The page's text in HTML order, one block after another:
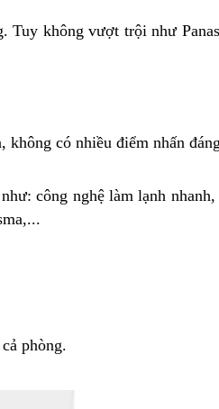
Tuy không vượt trội như
có nhiều điểm nhấn
công nghệ làm lạnh nhanh,
phòng.